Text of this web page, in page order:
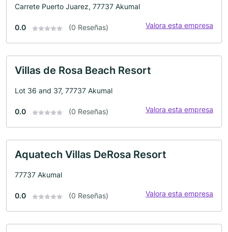
Carrete Puerto Juarez, 77737 Akumal
0.0 (0 Reseñas) Valora esta empresa
Villas de Rosa Beach Resort
Lot 36 and 37, 77737 Akumal
0.0 (0 Reseñas) Valora esta empresa
Aquatech Villas DeRosa Resort
77737 Akumal
0.0 (0 Reseñas) Valora esta empresa